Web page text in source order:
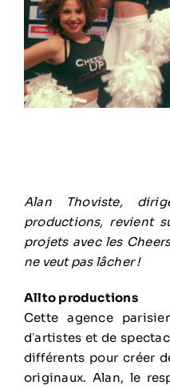
Alan Thoviste,
productions, revient
projets avec les
ne veut pas lâcher !
Allto productions
Cette agence
dʼartistes et de
différents pour créer
originaux. Alan, le